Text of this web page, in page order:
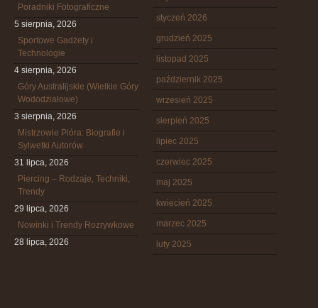
Poradniki Fotograficzne
5 sierpnia, 2026
Sportowe Gadżety i
Technologie
4 sierpnia, 2026
Góry Australijskie (Wielkie Góry
Wododziałowe)
3 sierpnia, 2026
Mistrzowie Pióra: Biografie i
Sylwetki Autorów
31 lipca, 2026
Piercing – Rodzaje, Techniki,
Trendy
29 lipca, 2026
Nowinki i Trendy Rozrywkowe
28 lipca, 2026
styczeń 2026
grudzień 2025
listopad 2025
październik 2025
wrzesień 2025
sierpień 2025
lipiec 2025
czerwiec 2025
maj 2025
kwiecień 2025
marzec 2025
luty 2025